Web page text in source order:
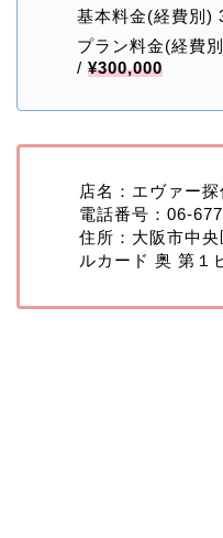
基本料金(経費別)
プラン料金(経費
/ ¥300,000
店名：エヴァー探
電話番号：06-
住所：大阪市中
ルカード 奥 第１